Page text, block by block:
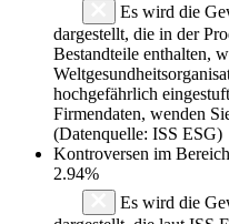
Es wird die
dargestellt, die in der
Bestandteile enthalten,
hochgefährlich
Firmendaten, wenden
(Datenquelle: ISS ESG)
Kontroversen im
2.94%
Es wird die